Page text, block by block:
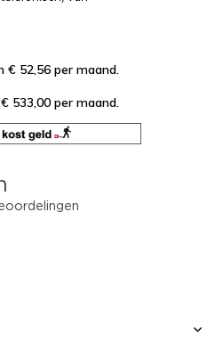
€ 52,56 per maand.
533,00 per maand.